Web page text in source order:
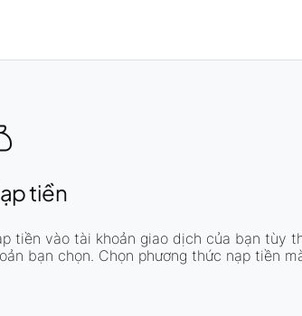
tiền
tiền vào tài khoản giao dịch của bạn tùy
bạn chọn. Chọn phương thức nạp tiền